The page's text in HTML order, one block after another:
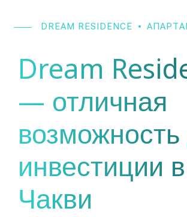
DREAM RESIDENCE
Dream
— отличная
инвестиции в
Чакви